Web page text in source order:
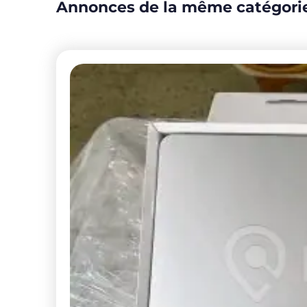
Annonces de la même